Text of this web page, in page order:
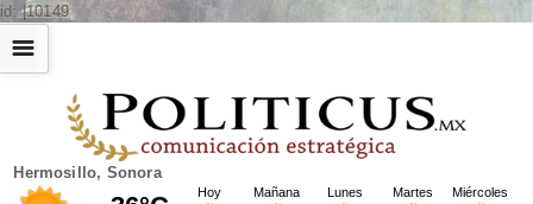
id: |10149
Hermosillo, Sonora
☰